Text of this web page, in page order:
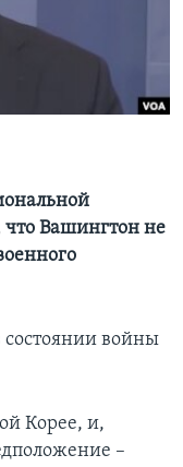
что Вашингтон не
состоянии войны
Корее, и,
–